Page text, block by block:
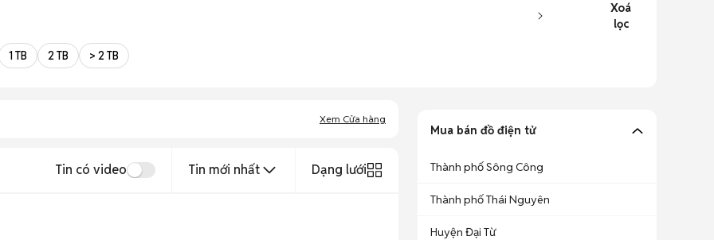
Xoá
lọc
1 TB 2 TB > 2 TB
Xem Cửa hàng
Tin có video Tin mới nhất Dạng lưới
Mua bán đồ điện tử
Thành phố Sông Công
Thành phố Thái Nguyên
Huyện Đại Từ